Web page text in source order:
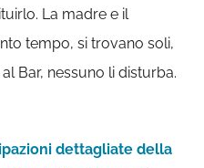
La madre e il
tempo, si trovano soli,
al Bar, nessuno li disturba.
dettagliate della